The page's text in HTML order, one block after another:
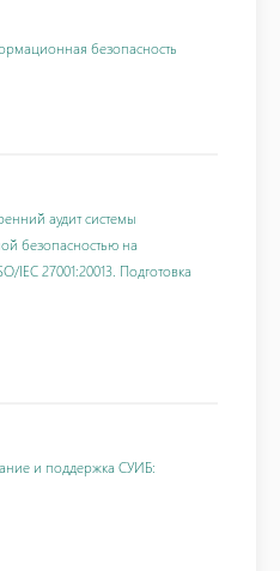
безопасность
аудит системы
безопасностью на
IEC 27001:20013. Подготовка
и поддержка СУИБ: